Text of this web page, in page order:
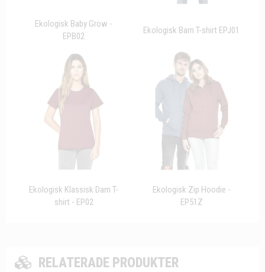
Ekologisk Baby Grow -
EPB02
Ekologisk Barn T-shirt EPJ01
Ekologisk Klassisk Dam T-
shirt - EP02
Ekologisk Zip Hoodie -
EP51Z
RELATERADE PRODUKTER